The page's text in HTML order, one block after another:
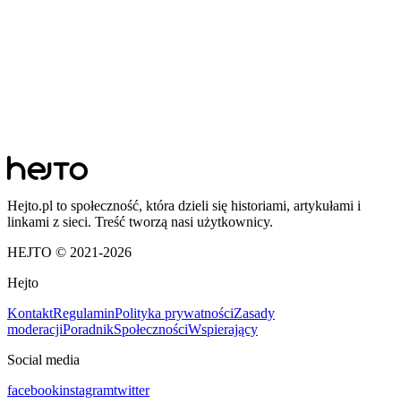
Hejto.pl to społeczność, która dzieli się historiami, artykułami i
linkami z sieci. Treść tworzą nasi użytkownicy.
HEJTO © 2021-2026
Hejto
KontaktRegulaminPolityka prywatnościZasady
moderacjiPoradnikSpołecznościWspierający
Social media
facebookinstagramtwitter